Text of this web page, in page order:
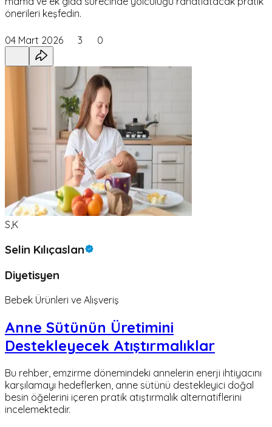
önerileri keşfedin.
04 Mart 2026 3 0
S,K
Selin Kılıçaslan
Diyetisyen
Bebek Ürünleri ve Alışveriş
Anne Sütünün Üretimini
Destekleyecek Atıştırmalıklar
Bu rehber, emzirme dönemindeki annelerin enerji ihtiyacını
karşılamayı hedeflerken, anne sütünü destekleyici doğal
besin öğelerini içeren pratik atıştırmalık alternatiflerini
incelemektedir.